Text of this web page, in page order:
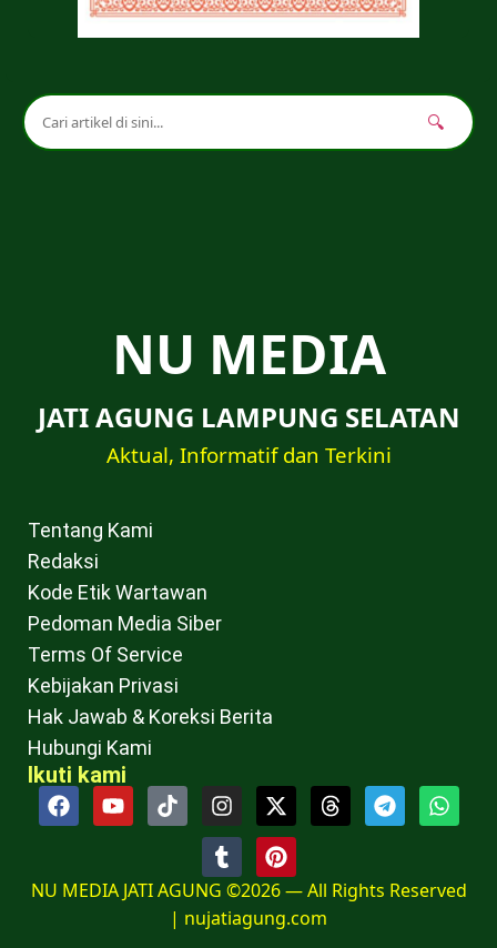
🔍
NU MEDIA
JATI AGUNG LAMPUNG SELATAN
Aktual, Informatif dan Terkini
Tentang Kami
Redaksi
Kode Etik Wartawan
Pedoman Media Siber
Terms Of Service
Kebijakan Privasi
Hak Jawab & Koreksi Berita
Hubungi Kami
Ikuti kami
NU MEDIA JATI AGUNG ©2026 — All Rights Reserved
| nujatiagung.com